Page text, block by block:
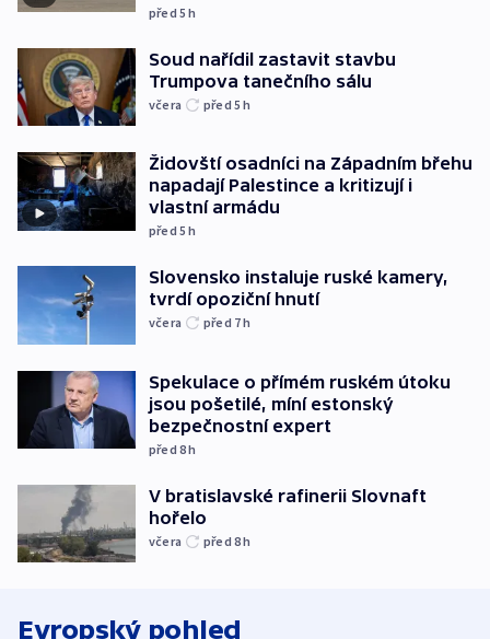
před 5h
Soud nařídil zastavit stavbu
Trumpova tanečního sálu
včera před 5h
Židovští osadníci na Západním břehu
napadají Palestince a kritizují i
vlastní armádu
před 5h
Slovensko instaluje ruské kamery,
tvrdí opoziční hnutí
včera před 7h
Spekulace o přímém ruském útoku
jsou pošetilé, míní estonský
bezpečnostní expert
před 8h
V bratislavské rafinerii Slovnaft
hořelo
včera před 8h
Evropský pohled